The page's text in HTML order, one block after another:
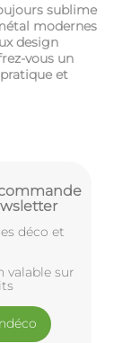
sublime
modernes
design
vous un
et
déco et
valable sur